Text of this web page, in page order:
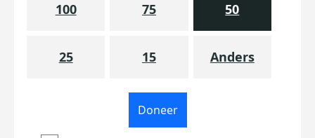
100 75 50
25 15 Anders
Doneer